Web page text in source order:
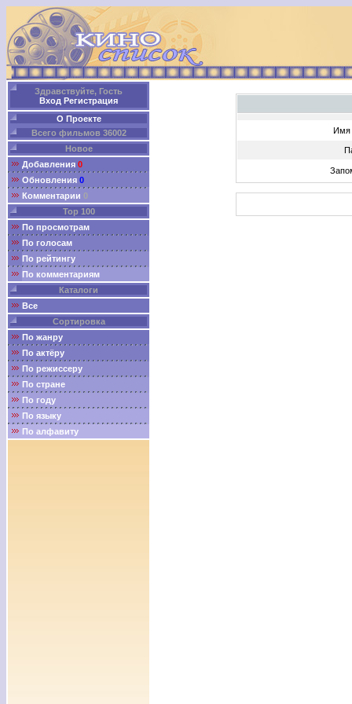
Здравствуйте, Гость
Вход Регистрация
О Проекте
Всего фильмов 36002
Новое
Добавления 0
Обновления 0
Комментарии 0
Top 100
По просмотрам
По голосам
По рейтингу
По комментариям
Каталоги
Все
Сортировка
По жанру
По актёру
По режиссеру
По стране
По году
По языку
По алфавиту
Имя